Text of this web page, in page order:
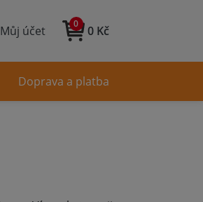
Můj účet 0 Kč
0
Doprava a platba